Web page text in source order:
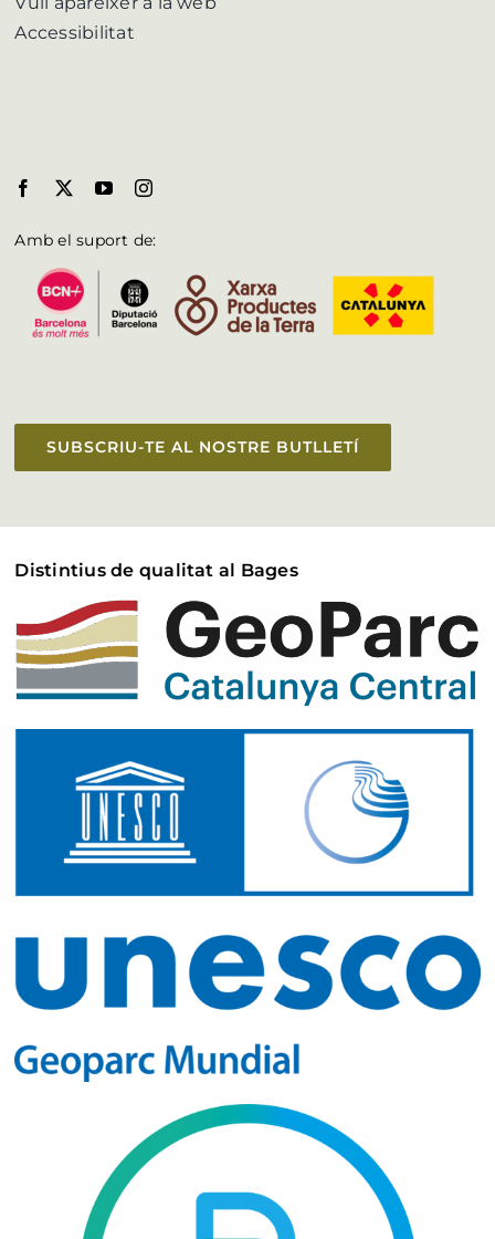
Accessibilitat
Amb el suport de:
SUBSCRIU-TE AL NOSTRE BUTLLETÍ
Distintius de qualitat al Bages